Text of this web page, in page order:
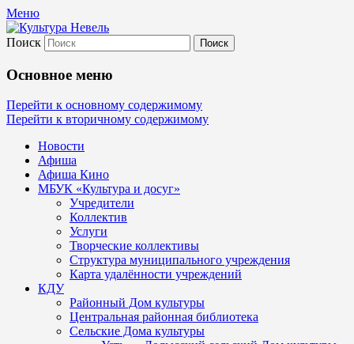
Меню
Культура Невель
МБУК Невельского района "Культура
и досуг"
Поиск
Основное меню
Перейти к основному содержимому
Перейти к вторичному содержимому
Новости
Афиша
Афиша Кино
МБУК «Культура и досуг»
Учредители
Коллектив
Услуги
Творческие коллективы
Структура муниципального учреждения
Карта удалённости учреждений
КДУ
Районный Дом культуры
Центральная районная библиотека
Сельские Дома культуры